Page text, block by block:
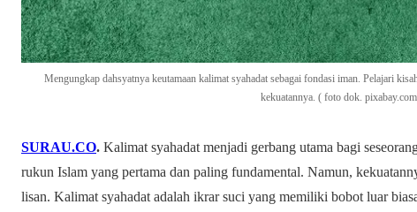
Mengungkap dahsyatnya keutamaan kalimat syahadat sebagai fondasi iman. Pelajari
kekuatannya. ( foto dok.
SURAU.CO. Kalimat syahadat menjadi gerbang utama bagi
rukun Islam yang pertama dan paling fundamental. Namun,
lisan. Kalimat syahadat adalah ikrar suci yang memiliki bobot luar